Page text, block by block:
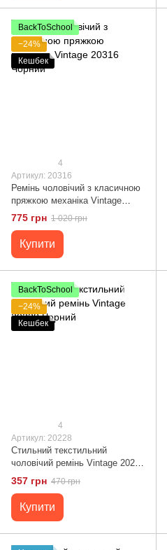
BackToSchool
−24%
Кешбек
4
Артикул: 20316
Ремінь чоловічий з класичною
пряжкою механіка Vintage
20316 Чорний
775 грн 1 020 грн
Купити
BackToSchool
−24%
Кешбек
4
Артикул: 20228
Стильний текстильний
чоловічий ремінь Vintage 20228
Чорний
357 грн 470 грн
Купити